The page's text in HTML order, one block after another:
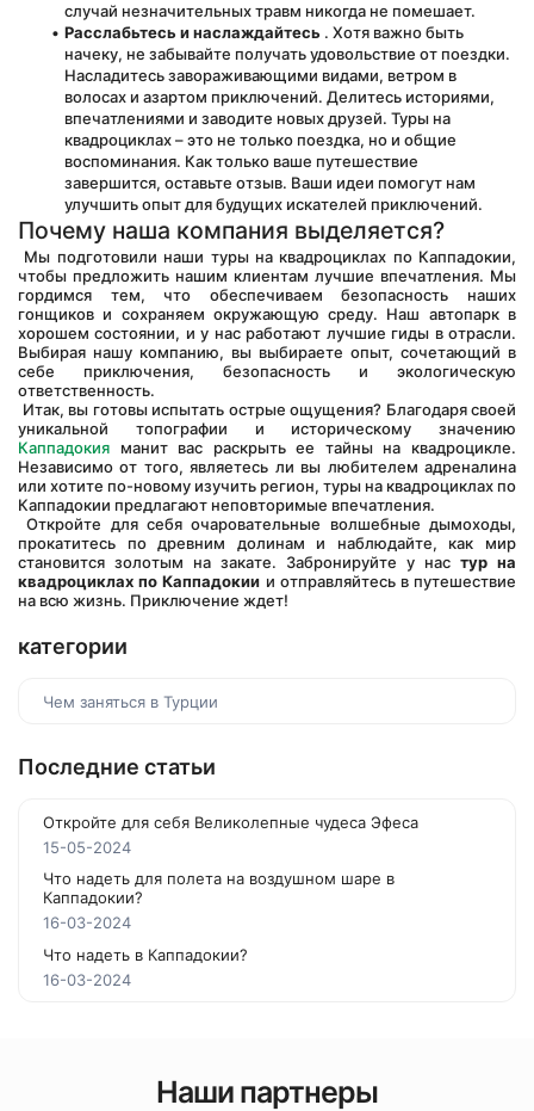
случай незначительных травм никогда не помешает.
Расслабьтесь и наслаждайтесь . Хотя важно быть
начеку, не забывайте получать удовольствие от поездки.
Насладитесь завораживающими видами, ветром в
волосах и азартом приключений. Делитесь историями,
впечатлениями и заводите новых друзей. Туры на
квадроциклах – это не только поездка, но и общие
воспоминания. Как только ваше путешествие
завершится, оставьте отзыв. Ваши идеи помогут нам
улучшить опыт для будущих искателей приключений.
Почему наша компания выделяется?
чтобы предложить нашим клиентам лучшие впечатления. Мы
гордимся тем, что обеспечиваем безопасность наших
гонщиков и сохраняем окружающую среду. Наш автопарк в
хорошем состоянии, и у нас работают лучшие гиды в отрасли.
Выбирая нашу компанию, вы выбираете опыт, сочетающий в
себе приключения, безопасность и экологическую
ответственность.
уникальной топографии и историческому значению
Каппадокия манит вас раскрыть ее тайны на квадроцикле.
Независимо от того, являетесь ли вы любителем адреналина
или хотите по-новому изучить регион, туры на квадроциклах по
Каппадокии предлагают неповторимые впечатления.
Откройте для себя очаровательные волшебные дымоходы,
прокатитесь по древним долинам и наблюдайте, как мир
становится золотым на закате. Забронируйте у нас тур на
квадроциклах по Каппадокии и отправляйтесь в путешествие
на всю жизнь. Приключение ждет!
категории
Чем заняться в Турции
Последние статьи
Откройте для себя Великолепные чудеса Эфеса
15-05-2024
Что надеть для полета на воздушном шаре в
Каппадокии?
16-03-2024
Что надеть в Каппадокии?
16-03-2024
Наши партнеры